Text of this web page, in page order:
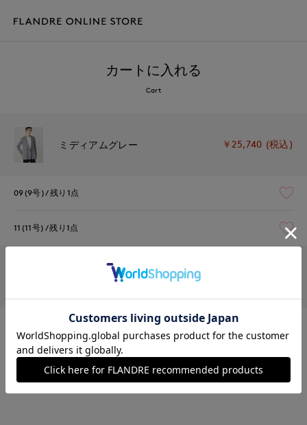
カートに入れる
Cart
ミディアムグレー ￥25,740 (税込)
09(9号) 残り1点
11(11号) 残り1点
残り1点
11(11号) 残り1点